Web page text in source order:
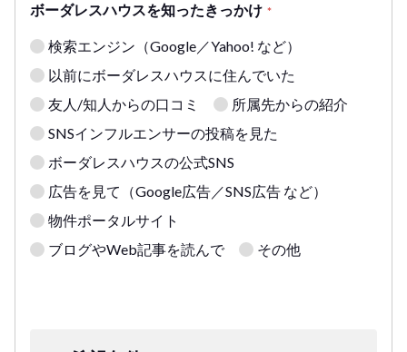
ボーダレスハウスを知ったきっかけ *
検索エンジン（Google／Yahoo! など）
以前にボーダレスハウスに住んでいた
友人/知人からの口コミ
所属先からの紹介
SNSインフルエンサーの投稿を見た
ボーダレスハウスの公式SNS
広告を見て（Google広告／SNS広告 など）
物件ポータルサイト
ブログやWeb記事を読んで
その他